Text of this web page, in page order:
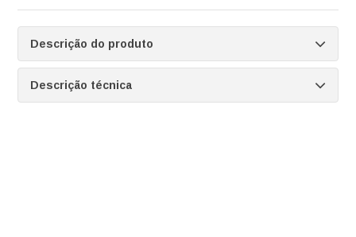
Descrição do produto
Descrição técnica